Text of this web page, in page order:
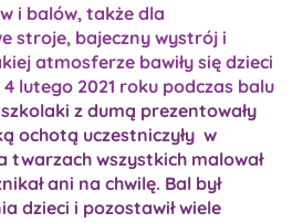
i balów, także dla
stroje, bajeczny wystrój i
atmosferze bawiły się dzieci
lutego 2021 roku podczas balu
z dumą prezentowały
ochotą uczestniczyły w
twarzach wszystkich malował
ani na chwilę. Bal był
dzieci i pozostawił wiele